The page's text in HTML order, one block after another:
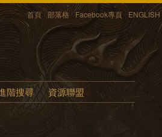
首頁 部落格 Facebook專頁 ENGLISH
階搜尋 資源聯盟